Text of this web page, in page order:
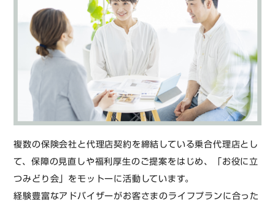
複数の保険会社と代理店契約を締結している乗合代理店とし
て、保障の見直しや福利厚生のご提案をはじめ、「お役に立
つみどり会」をモットーに活動しています。
経験豊富なアドバイザーがお客さまのライフプランに合った